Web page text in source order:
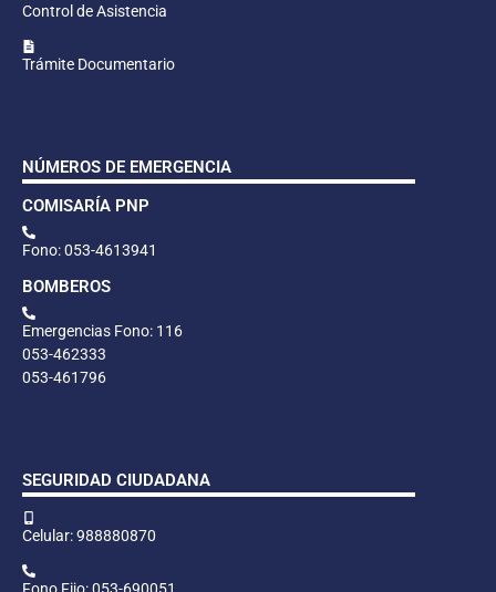
Control de Asistencia
Trámite Documentario
NÚMEROS DE EMERGENCIA
COMISARÍA PNP
Fono: 053-4613941
BOMBEROS
Emergencias Fono: 116
053-462333
053-461796
SEGURIDAD CIUDADANA
Celular: 988880870
Fono Fijo: 053-690051